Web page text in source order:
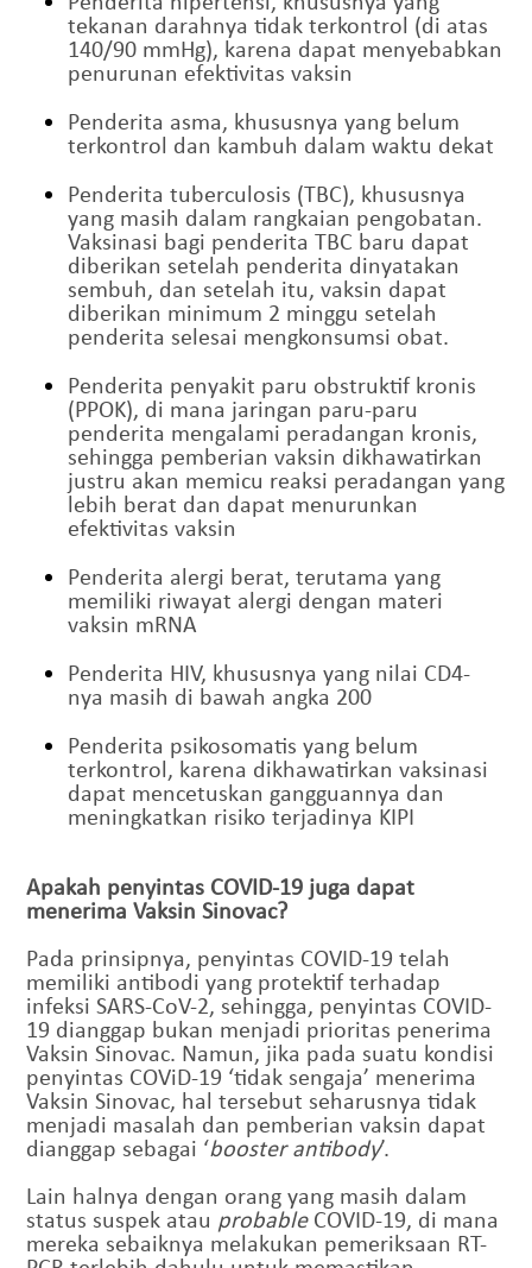
tekanan darahnya tidak terkontrol (di atas
140/90 mmHg), karena dapat menyebabkan
penurunan efektivitas vaksin
Penderita asma, khususnya yang belum
terkontrol dan kambuh dalam waktu dekat
Penderita tuberculosis (TBC), khususnya
yang masih dalam rangkaian pengobatan.
Vaksinasi bagi penderita TBC baru dapat
diberikan setelah penderita dinyatakan
sembuh, dan setelah itu, vaksin dapat
diberikan minimum 2 minggu setelah
penderita selesai mengkonsumsi obat.
Penderita penyakit paru obstruktif kronis
(PPOK), di mana jaringan paru-paru
penderita mengalami peradangan kronis,
sehingga pemberian vaksin dikhawatirkan
justru akan memicu reaksi peradangan yang
lebih berat dan dapat menurunkan
efektivitas vaksin
Penderita alergi berat, terutama yang
memiliki riwayat alergi dengan materi
vaksin mRNA
Penderita HIV, khususnya yang nilai CD4-
nya masih di bawah angka 200
Penderita psikosomatis yang belum
terkontrol, karena dikhawatirkan vaksinasi
dapat mencetuskan gangguannya dan
meningkatkan risiko terjadinya KIPI
Apakah penyintas COVID-19 juga dapat
menerima Vaksin Sinovac?
Pada prinsipnya, penyintas COVID-19 telah
memiliki antibodi yang protektif terhadap
infeksi SARS-CoV-2, sehingga, penyintas COVID-
19 dianggap bukan menjadi prioritas penerima
Vaksin Sinovac. Namun, jika pada suatu kondisi
penyintas COViD-19 ‘tidak sengaja’ menerima
Vaksin Sinovac, hal tersebut seharusnya tidak
menjadi masalah dan pemberian vaksin dapat
dianggap sebagai ‘booster antibody’.
Lain halnya dengan orang yang masih dalam
status suspek atau probableCOVID-19, di mana
mereka sebaiknya melakukan pemeriksaan RT-